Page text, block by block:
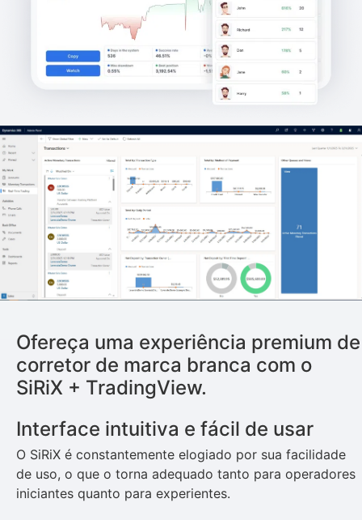
Ofereça uma experiência premium de
corretor de marca branca com o
SiRiX + TradingView.
Interface intuitiva e fácil de usar
O SiRiX é constantemente elogiado por sua facilidade
de uso, o que o torna adequado tanto para operadores
iniciantes quanto para experientes.